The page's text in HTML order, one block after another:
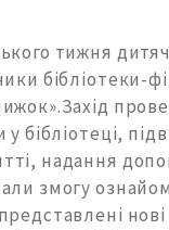
тижня
бібліотеки-
у бібліотеці,
надання
змогу